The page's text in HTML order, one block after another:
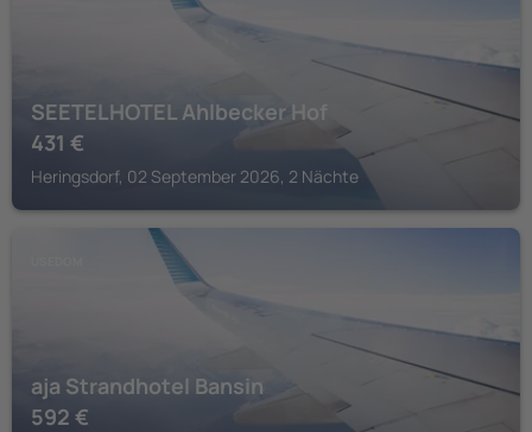
SEETELHOTEL Ahlbecker Hof
431 €
Heringsdorf, 02 September 2026, 2 Nächte
aja Strandhotel Bansin
592 €